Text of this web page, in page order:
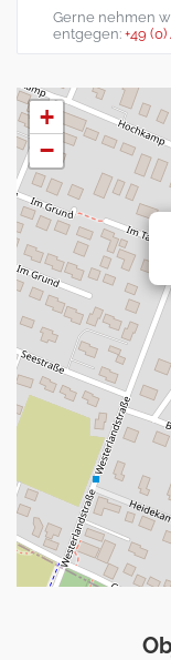
Gerne nehmen
entgegen: +49
+
−